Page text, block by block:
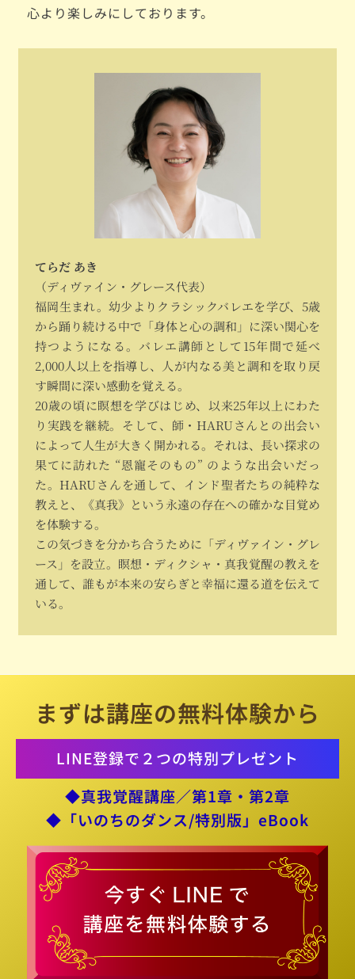
心より楽しみにしております。
てらだ あき
（ディヴァイン・グレース代表）
福岡生まれ。幼少よりクラシックバレエを学び、5歳
から踊り続ける中で「身体と心の調和」に深い関心を
持つようになる。バレエ講師として15年間で延べ
2,000人以上を指導し、人が内なる美と調和を取り戻
す瞬間に深い感動を覚える。
20歳の頃に瞑想を学びはじめ、以来25年以上にわた
り実践を継続。そして、師・HARUさんとの出会い
によって人生が大きく開かれる。それは、長い探求の
果てに訪れた “恩寵そのもの” のような出会いだっ
た。HARUさんを通して、インド聖者たちの純粋な
教えと、《真我》という永遠の存在への確かな目覚め
を体験する。
この気づきを分かち合うために「ディヴァイン・グレ
ース」を設立。瞑想・ディクシャ・真我覚醒の教えを
通して、誰もが本来の安らぎと幸福に還る道を伝えて
いる。
まずは講座の無料体験から
LINE登録で２つの特別プレゼント
◆真我覚醒講座／第1章・第2章
◆「いのちのダンス/特別版」eBook